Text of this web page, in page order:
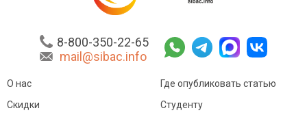
8-800-350-22-65
mail@sibac.info
О нас
Скидки
Где опубликовать статью
Студенту